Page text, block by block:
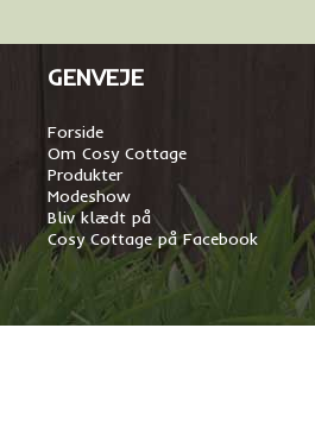
GENVEJE
Forside
Om Cosy Cottage
Produkter
Modeshow
Bliv klædt på
Cosy Cottage på Facebook